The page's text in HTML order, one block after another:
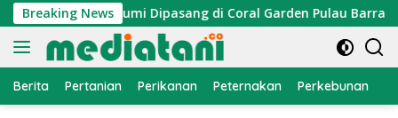
Langsung
ke
konten
Breaking News
Atraktor Cumi Dipasang di Coral Garden Pulau Barrang
Berita Pertanian Perikanan Peternakan Perkebunan